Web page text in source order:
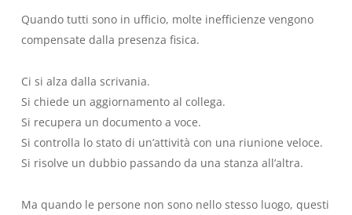
Quando tutti sono in ufficio, molte inefficienze vengono
compensate dalla presenza fisica.
Ci si alza dalla scrivania.
Si chiede un aggiornamento al collega.
Si recupera un documento a voce.
Si controlla lo stato di un’attività con una riunione veloce.
Si risolve un dubbio passando da una stanza all’altra.
Ma quando le persone non sono nello stesso luogo, questi